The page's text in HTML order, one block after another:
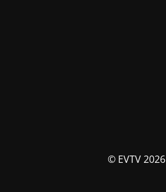
© EVTV 2026